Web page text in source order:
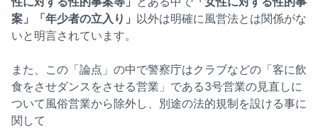
案」「年少者の立入り」 以外は明確に風営法とは関係がな
いと明言されています。
また、この「論点」の中で警察庁はクラブなどの「客に飲
食をさせダンスをさせる営業」である3号営業の見直しに
ついて風俗営業から除外し、別途の法的規制を設ける事に
関して